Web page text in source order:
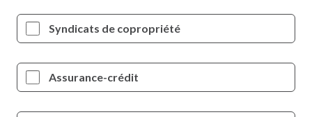
Syndicats de copropriété
Assurance-crédit